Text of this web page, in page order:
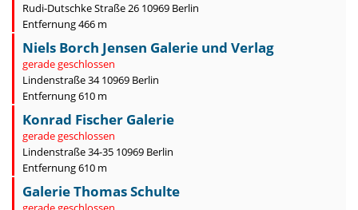
Rudi-Dutschke Straße 26 10969 Berlin
Entfernung 466 m
Niels Borch Jensen Galerie und Verlag
gerade geschlossen
Lindenstraße 34 10969 Berlin
Entfernung 610 m
Konrad Fischer Galerie
gerade geschlossen
Lindenstraße 34-35 10969 Berlin
Entfernung 610 m
Galerie Thomas Schulte